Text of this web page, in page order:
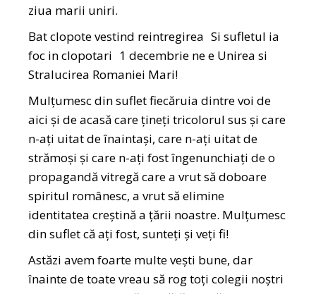
ziua marii uniri.
Bat clopote vestind reintregirea Si sufletul ia
foc in clopotari 1 decembrie ne e Unirea si
Stralucirea Romaniei Mari!
Mulțumesc din suflet fiecăruia dintre voi de
aici și de acasă care țineți tricolorul sus și care
n-ați uitat de înaintași, care n-ați uitat de
strămoși și care n-ați fost îngenunchiați de o
propagandă vitregă care a vrut să doboare
spiritul românesc, a vrut să elimine
identitatea creștină a țării noastre. Mulțumesc
din suflet că ați fost, sunteți și veți fi!
Astăzi avem foarte multe vești bune, dar
înainte de toate vreau să rog toți colegii noștri